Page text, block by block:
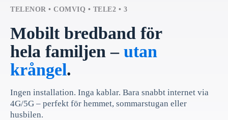
TELENOR • COMVIQ • TELE2 • 3
Mobilt bredband för
hela familjen – utan
krångel.
Ingen installation. Inga kablar. Bara snabbt internet via
4G/5G – perfekt för hemmet, sommarstugan eller
husbilen.